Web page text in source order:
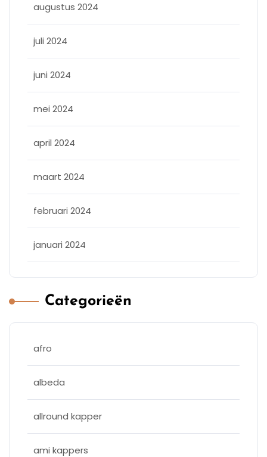
augustus 2024
juli 2024
juni 2024
mei 2024
april 2024
maart 2024
februari 2024
januari 2024
Categorieën
afro
albeda
allround kapper
ami kappers